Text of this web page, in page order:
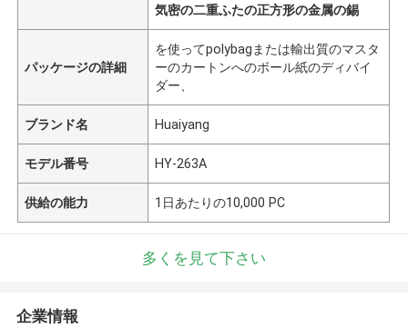
気密の二重ふたの正方形の金属の錫
パッケージの詳細
を使ってpolybagまたは輸出質のマスタ
ーのカートンへのボール紙のディバイ
ダー、
ブランド名 Huaiyang
モデル番号 HY-263A
供給の能力 1日あたりの10,000 PC
多くを見て下さい
企業情報